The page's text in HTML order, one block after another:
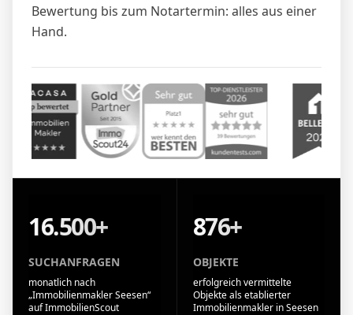
Bewertung bis zum Notartermin: alles aus einer
Hand.
16.500+
SUCHANFRAGEN
monatlich nach
„Immobilienmakler Seesen“
auf ImmobilienScout
876+
OBJEKTE
erfolgreich vermittelte
Objekte als etablierter
Immobilienmakler in Seesen